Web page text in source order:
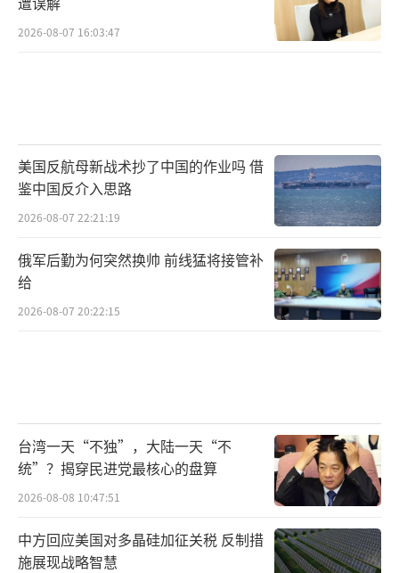
2026-08-07 16:03:47
美国反航母新战术抄了中国的作业吗 借
鉴中国反介入思路
2026-08-07 22:21:19
俄军后勤为何突然换帅 前线猛将接管补
给
2026-08-07 20:22:15
台湾一天“不独”，大陆一天“不
统”？揭穿民进党最核心的盘算
2026-08-08 10:47:51
中方回应美国对多晶硅加征关税 反制措
施展现战略智慧